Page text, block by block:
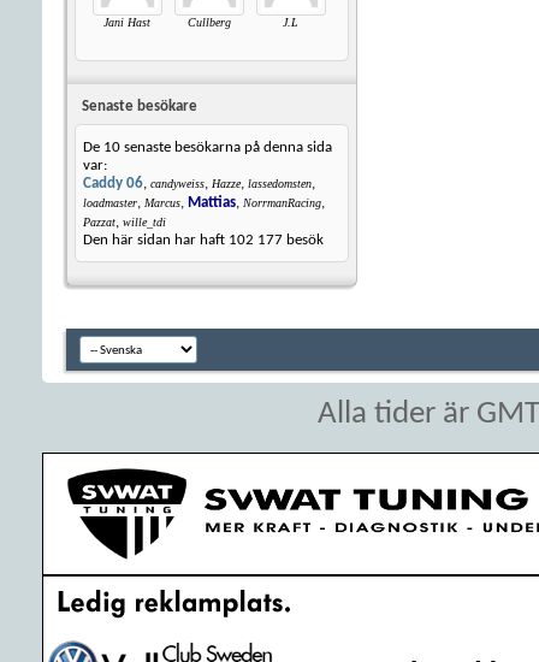
Jani Hast Cullberg J.L
Senaste besökare
De 10 senaste besökarna på denna sida
var:
Caddy 06, candyweiss, Hazze, lassedomsten,
loadmaster, Marcus, Mattias, NorrmanRacing,
Pazzat, wille_tdi
Den här sidan har haft 102 177 besök
Alla tider är